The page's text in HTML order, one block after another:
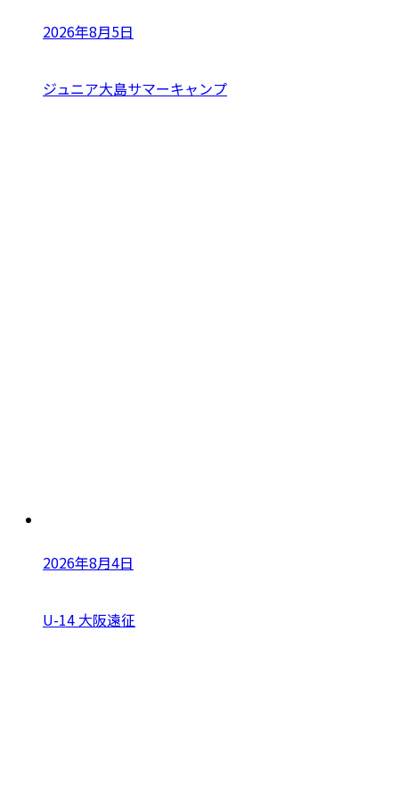
2026年8月5日
ジュニア大島サマーキャンプ
2026年8月4日
U-14 大阪遠征